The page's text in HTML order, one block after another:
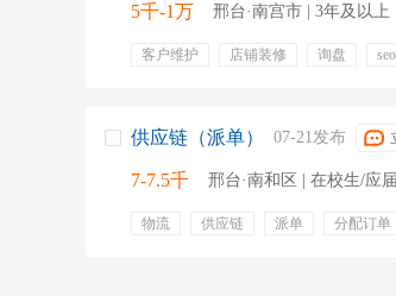
5千-1万 邢台·南宫市 | 3年及以上
客户维护 店铺装修 询盘 seo
供应链（派单） 07-21发布
7-7.5千 邢台·南和区 | 在校生/应
物流 供应链 派单 分配订单